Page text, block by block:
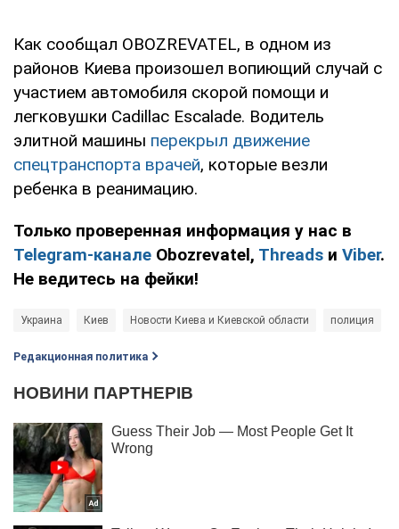
Как сообщал OBOZREVATEL, в одном из
районов Киева произошел вопиющий случай с
участием автомобиля скорой помощи и
легковушки Cadillac Escalade. Водитель
элитной машины перекрыл движение
спецтранспорта врачей, которые везли
ребенка в реанимацию.
Только проверенная информация у нас в
Telegram-канале Obozrevatel, Threads и Viber.
Не ведитесь на фейки!
Украина Киев Новости Киева и Киевской области полиция
Редакционная политика